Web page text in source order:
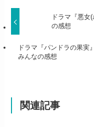
ドラマ『悪女
の感想
ドラマ『パンドラの果実
みんなの感想
関連記事